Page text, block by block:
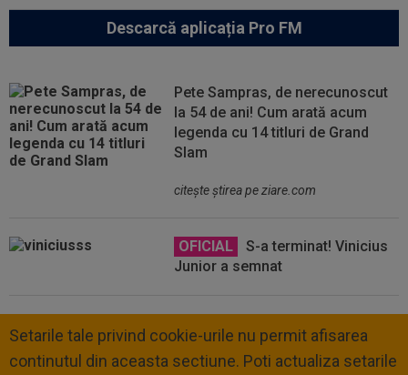
Descarcă aplicația Pro FM
Pete Sampras, de nerecunoscut
la 54 de ani! Cum arată acum
legenda cu 14 titluri de Grand
Slam
citeşte ştirea pe ziare.com
OFICIAL
S-a terminat! Vinicius
Junior a semnat
Setarile tale privind cookie-urile nu permit afisarea
continutul din aceasta sectiune. Poti actualiza setarile